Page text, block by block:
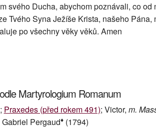
svého Ducha, abychom poznávali, co od
Tvého Syna Ježíše Krista, našeho Pána,
po všechny věky věků. Amen
Martyrologium Romanum
; Praxedes (před rokem 491); Victor, m.
Pergaud♦(1794)